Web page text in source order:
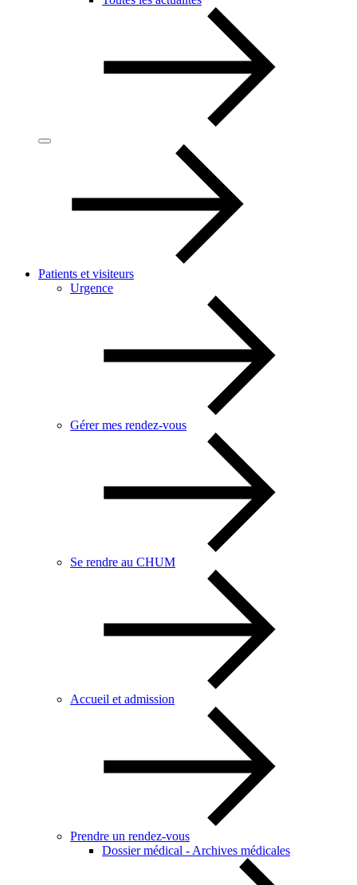
Patients et visiteurs
Urgence
Gérer mes rendez-vous
Se rendre au CHUM
Accueil et admission
Prendre un rendez-vous
Dossier médical - Archives médicales